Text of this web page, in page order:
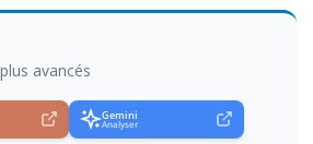
avancés
Gemini
Analyser